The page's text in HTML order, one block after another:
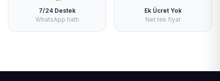
7/24 Destek
WhatsApp hattı
Ek Ücret Yok
Net tek fiyat